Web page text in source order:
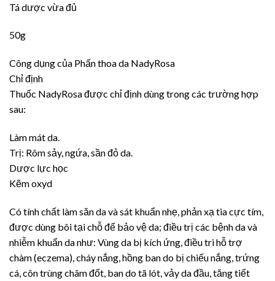
Tá dược vừa đủ
50g
Công dụng của Phấn thoa da NadyRosa
Chỉ định
Thuốc NadyRosa được chỉ định dùng trong các trường hợp
sau:
Làm mát da.
Trị: Rôm sảy, ngứa, sần đỏ da.
Dược lực học
Kẽm oxyd
Có tính chất làm săn da và sát khuẩn nhẹ, phản xạ tia cực tím,
được dùng bôi tại chỗ để bảo vệ da; điều trị các bệnh da và
nhiễm khuẩn da như: Vùng da bị kích ứng, điều tri hỗ trợ
chàm (eczema), cháy nắng, hồng ban do bị chiếu nắng, trứng
cá, côn trùng châm đốt, ban do tã lót, vảy da đầu, tăng tiết